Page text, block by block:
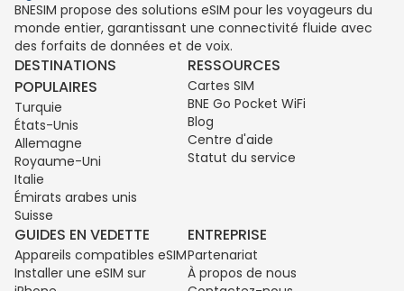
BNESIM propose des solutions eSIM pour les voyageurs du
monde entier, garantissant une connectivité fluide avec
des forfaits de données et de voix.
DESTINATIONS
POPULAIRES
Turquie
États-Unis
Allemagne
Royaume-Uni
Italie
Émirats arabes unis
Suisse
RESSOURCES
Cartes SIM
BNE Go Pocket WiFi
Blog
Centre d'aide
Statut du service
GUIDES EN VEDETTE
Appareils compatibles eSIM
Installer une eSIM sur
ENTREPRISE
Partenariat
À propos de nous